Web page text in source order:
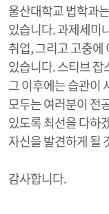
울산대학교 법학과
있습니다. 과제세미
취업, 그리고 고충
있습니다. 스티브
그 이후에는 습관이
모두는 여러분이 전
있도록 최선을 다하
자신을 발견하게 될
감사합니다.